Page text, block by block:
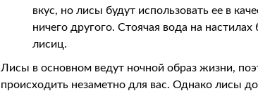
вкус, но лисы будут использовать ее в
ничего другого. Стоячая вода на
лисиц.
Лисы в основном ведут ночной образ жизни,
происходить незаметно для вас. Однако лисы